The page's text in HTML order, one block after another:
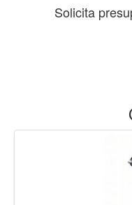
Solicita